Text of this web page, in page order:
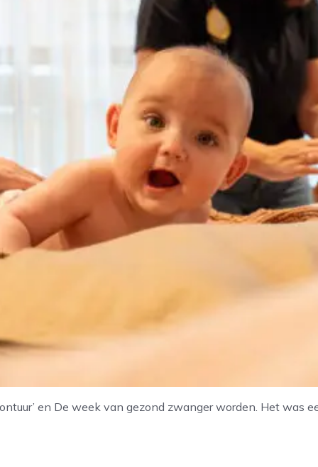
en De week van gezond zwanger worden. Het